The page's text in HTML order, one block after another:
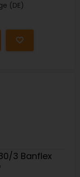
(DE)
3 Banflex